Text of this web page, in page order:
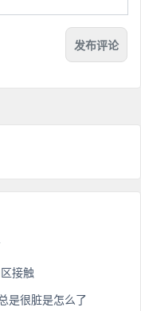
接触
是很脏是怎么了